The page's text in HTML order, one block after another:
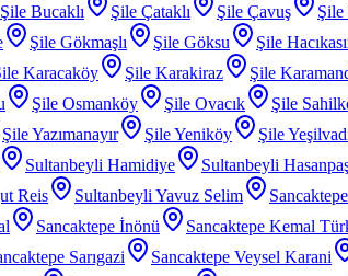
Şile Bucaklı Şile Çataklı Şile Çavuş Şile
Şile Gökmaşlı Şile Göksu Şile
Karacaköy Şile Karakiraz Şile
Şile Osmanköy Şile Ovacık Şile
Şile Yazımanayır Şile Yeniköy Şile
Sultanbeyli Hamidiye Sultanbeyli
Reis Sultanbeyli Yavuz Selim
Sancaktepe İnönü Sancaktepe Kemal
Sarıgazi Sancaktepe Veysel Karani